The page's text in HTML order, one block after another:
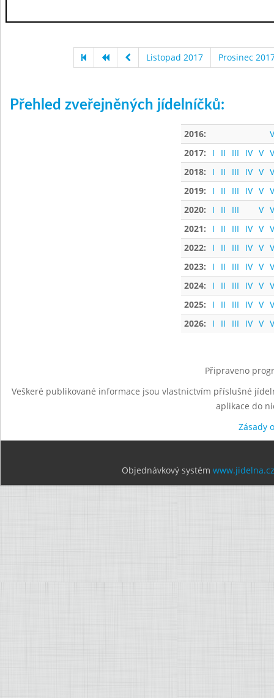
Listopad 2017 Prosinec
Přehled zveřejněných jídelníčků:
2016:
2017:
I II III IV V
2018:
I II III IV V
2019:
I II III IV V
2020:
I II III V
2021:
I II III IV V
2022:
I II III IV V
2023:
I II III IV V
2024:
I II III IV V
2025:
I II III IV V
2026:
I II III IV V
Připraveno
Veškeré publikované informace jsou vlastnictvím příslušné
aplikace do
Zásady
Objednávkový systém www.jidelna.cz